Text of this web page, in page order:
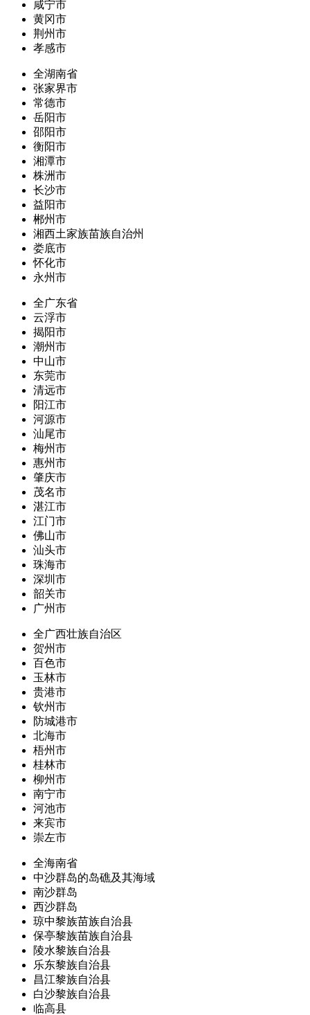
咸宁市
黄冈市
荆州市
孝感市
全湖南省
张家界市
常德市
岳阳市
邵阳市
衡阳市
湘潭市
株洲市
长沙市
益阳市
郴州市
湘西土家族苗族自治州
娄底市
怀化市
永州市
全广东省
云浮市
揭阳市
潮州市
中山市
东莞市
清远市
阳江市
河源市
汕尾市
梅州市
惠州市
肇庆市
茂名市
湛江市
江门市
佛山市
汕头市
珠海市
深圳市
韶关市
广州市
全广西壮族自治区
贺州市
百色市
玉林市
贵港市
钦州市
防城港市
北海市
梧州市
桂林市
柳州市
南宁市
河池市
来宾市
崇左市
全海南省
中沙群岛的岛礁及其海域
南沙群岛
西沙群岛
琼中黎族苗族自治县
保亭黎族苗族自治县
陵水黎族自治县
乐东黎族自治县
昌江黎族自治县
白沙黎族自治县
临高县